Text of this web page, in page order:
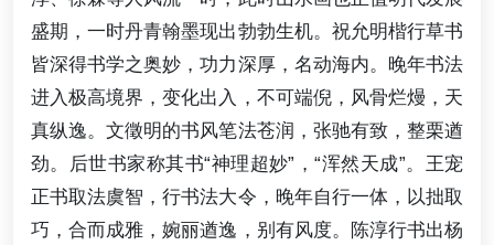
盛期，一时丹青翰墨现出勃勃生机。祝允明楷行草书
皆深得书学之奥妙，功力深厚，名动海内。晚年书法
进入极高境界，变化出入，不可端倪，风骨烂熳，天
真纵逸。文徵明的书风笔法苍润，张驰有致，整栗遒
劲。后世书家称其书“神理超妙”，“浑然天成”。王宠
正书取法虞智，行书法大令，晚年自行一体，以拙取
巧，合而成雅，婉丽遒逸，别有风度。陈淳行书出杨